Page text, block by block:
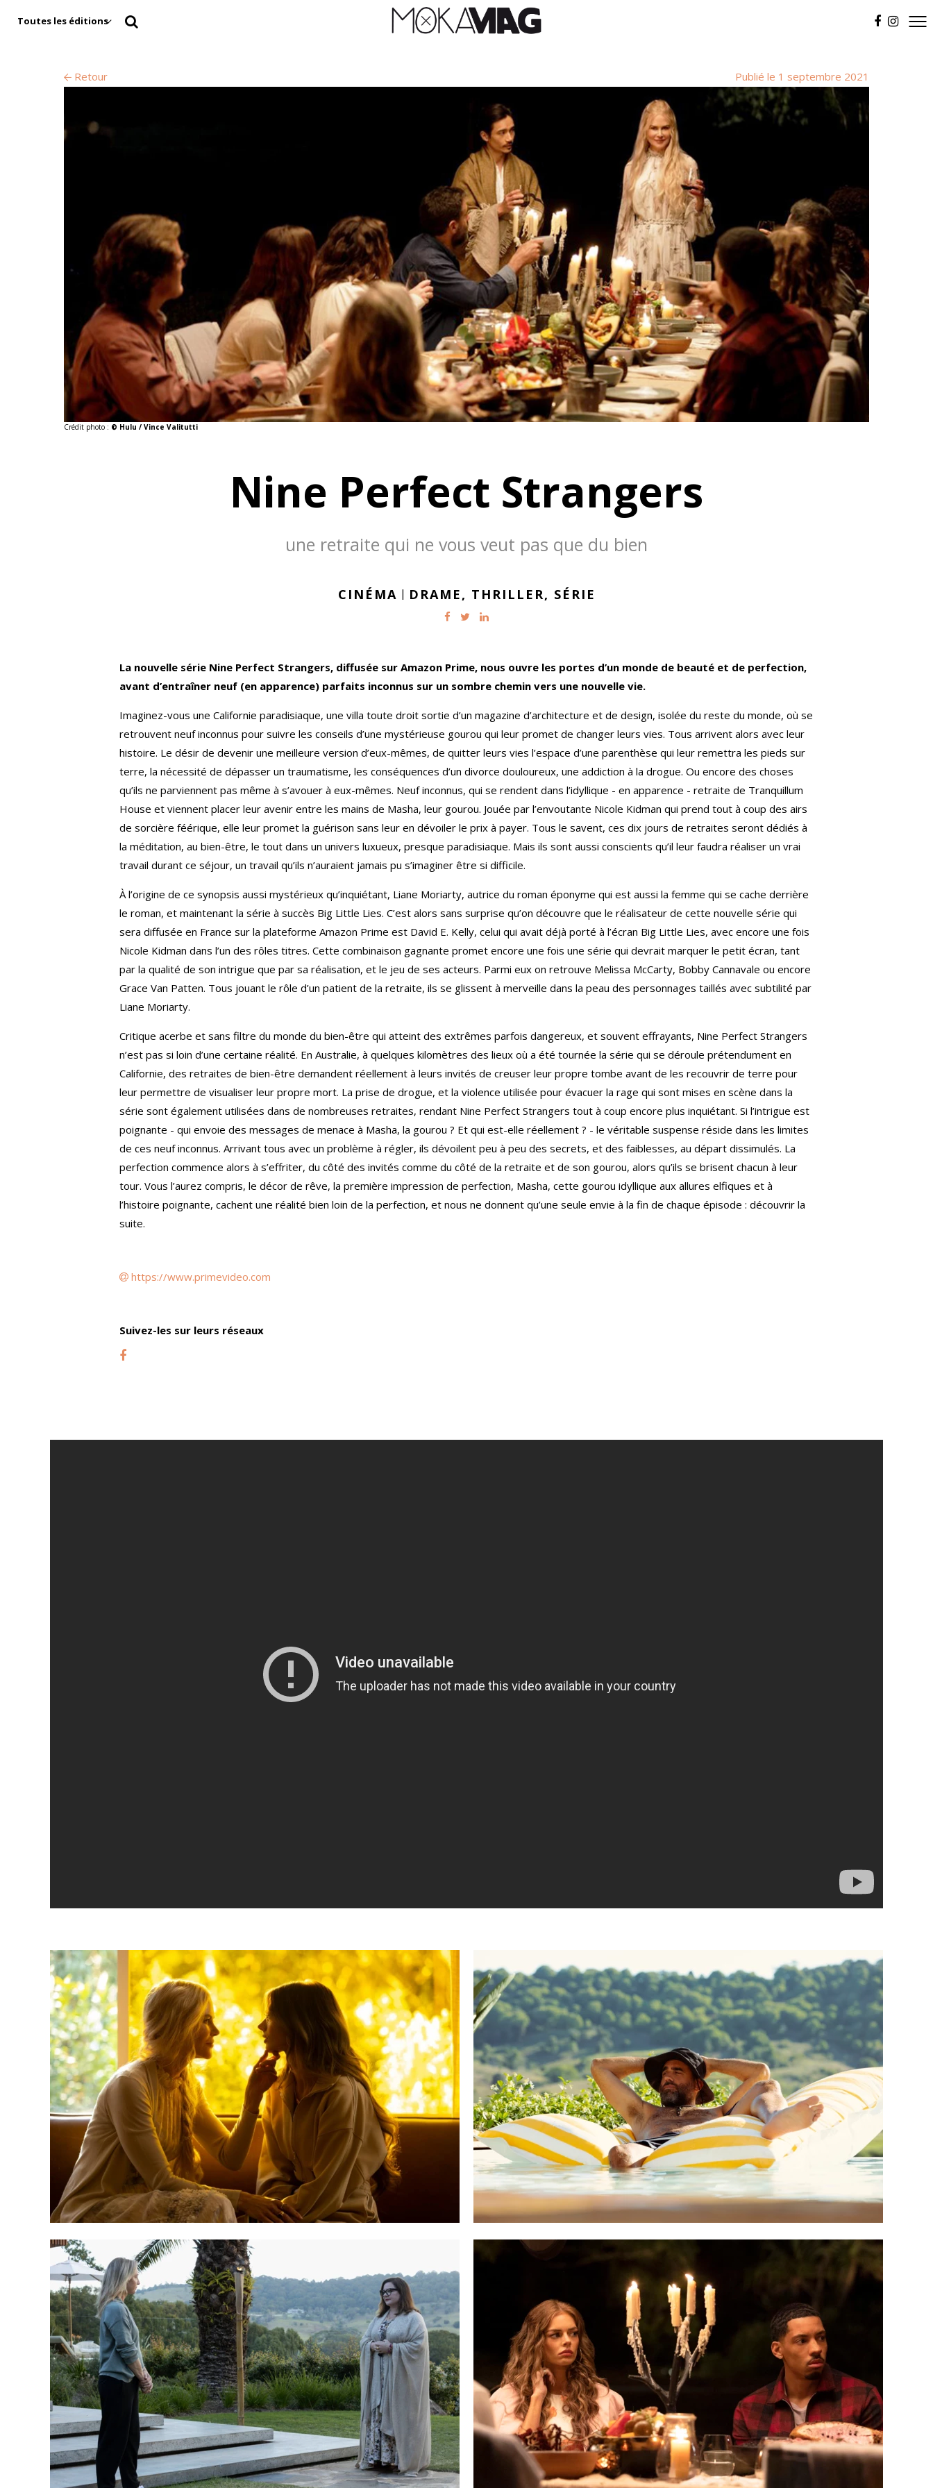
Toutes les éditions
Retour Publié le 1 septembre 2021
Crédit photo : © Hulu / Vince Valitutti
Nine Perfect Strangers
une retraite qui ne vous veut pas que du bien
CINÉMA | DRAME, THRILLER, SÉRIE
La nouvelle série Nine Perfect Strangers, diffusée sur Amazon Prime, nous ouvre les portes d’un monde de beauté et de perfection,
avant d’entraîner neuf (en apparence) parfaits inconnus sur un sombre chemin vers une nouvelle vie.
Imaginez-vous une Californie paradisiaque, une villa toute droit sortie d’un magazine d’architecture et de design, isolée du reste du monde, où se
retrouvent neuf inconnus pour suivre les conseils d’une mystérieuse gourou qui leur promet de changer leurs vies. Tous arrivent alors avec leur
histoire. Le désir de devenir une meilleure version d’eux-mêmes, de quitter leurs vies l’espace d’une parenthèse qui leur remettra les pieds sur
terre, la nécessité de dépasser un traumatisme, les conséquences d’un divorce douloureux, une addiction à la drogue. Ou encore des choses
qu’ils ne parviennent pas même à s’avouer à eux-mêmes. Neuf inconnus, qui se rendent dans l’idyllique - en apparence - retraite de Tranquillum
House et viennent placer leur avenir entre les mains de Masha, leur gourou. Jouée par l’envoutante Nicole Kidman qui prend tout à coup des airs
de sorcière féérique, elle leur promet la guérison sans leur en dévoiler le prix à payer. Tous le savent, ces dix jours de retraites seront dédiés à
la méditation, au bien-être, le tout dans un univers luxueux, presque paradisiaque. Mais ils sont aussi conscients qu’il leur faudra réaliser un vrai
travail durant ce séjour, un travail qu’ils n’auraient jamais pu s’imaginer être si difficile.
À l’origine de ce synopsis aussi mystérieux qu’inquiétant, Liane Moriarty, autrice du roman éponyme qui est aussi la femme qui se cache derrière
le roman, et maintenant la série à succès Big Little Lies. C’est alors sans surprise qu’on découvre que le réalisateur de cette nouvelle série qui
sera diffusée en France sur la plateforme Amazon Prime est David E. Kelly, celui qui avait déjà porté à l’écran Big Little Lies, avec encore une fois
Nicole Kidman dans l’un des rôles titres. Cette combinaison gagnante promet encore une fois une série qui devrait marquer le petit écran, tant
par la qualité de son intrigue que par sa réalisation, et le jeu de ses acteurs. Parmi eux on retrouve Melissa McCarty, Bobby Cannavale ou encore
Grace Van Patten. Tous jouant le rôle d’un patient de la retraite, ils se glissent à merveille dans la peau des personnages taillés avec subtilité par
Liane Moriarty.
Critique acerbe et sans filtre du monde du bien-être qui atteint des extrêmes parfois dangereux, et souvent effrayants, Nine Perfect Strangers
n’est pas si loin d’une certaine réalité. En Australie, à quelques kilomètres des lieux où a été tournée la série qui se déroule prétendument en
Californie, des retraites de bien-être demandent réellement à leurs invités de creuser leur propre tombe avant de les recouvrir de terre pour
leur permettre de visualiser leur propre mort. La prise de drogue, et la violence utilisée pour évacuer la rage qui sont mises en scène dans la
série sont également utilisées dans de nombreuses retraites, rendant Nine Perfect Strangers tout à coup encore plus inquiétant. Si l’intrigue est
poignante - qui envoie des messages de menace à Masha, la gourou ? Et qui est-elle réellement ? - le véritable suspense réside dans les limites
de ces neuf inconnus. Arrivant tous avec un problème à régler, ils dévoilent peu à peu des secrets, et des faiblesses, au départ dissimulés. La
perfection commence alors à s’effriter, du côté des invités comme du côté de la retraite et de son gourou, alors qu’ils se brisent chacun à leur
tour. Vous l’aurez compris, le décor de rêve, la première impression de perfection, Masha, cette gourou idyllique aux allures elfiques et à
l’histoire poignante, cachent une réalité bien loin de la perfection, et nous ne donnent qu’une seule envie à la fin de chaque épisode : découvrir la
suite.
https://www.primevideo.com
Suivez-les sur leurs réseaux